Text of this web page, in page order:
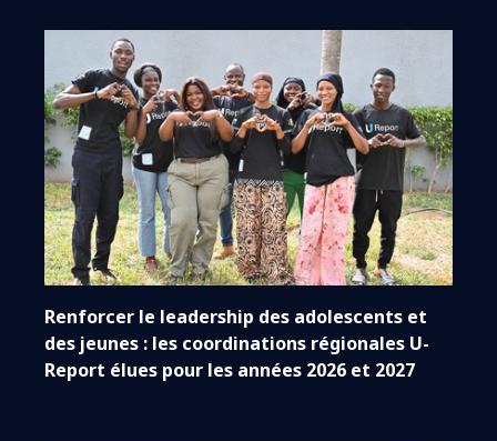
Renforcer le leadership des adolescents et
des jeunes : les coordinations régionales U-
Report élues pour les années 2026 et 2027